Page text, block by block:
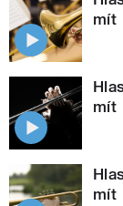
mít
mít
mít